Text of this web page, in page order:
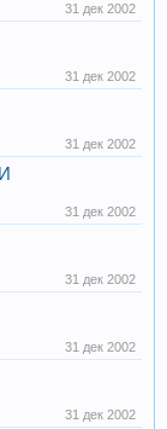
31 дек 2002
31 дек 2002
31 дек 2002
31 дек 2002
31 дек 2002
31 дек 2002
31 дек 2002